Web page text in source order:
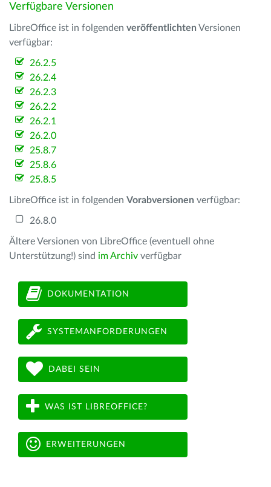
Verfügbare Versionen
LibreOffice ist in folgenden veröffentlichten Versionen
verfügbar:
26.2.5
26.2.4
26.2.3
26.2.2
26.2.1
26.2.0
25.8.7
25.8.6
25.8.5
LibreOffice ist in folgenden Vorabversionen verfügbar:
26.8.0
Ältere Versionen von LibreOffice (eventuell ohne
Unterstützung!) sind im Archiv verfügbar
DOKUMENTATION
SYSTEMANFORDERUNGEN
DABEI SEIN
WAS IST LIBREOFFICE?
ERWEITERUNGEN